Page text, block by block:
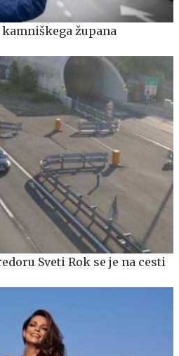
župana
Sveti Rok se je na cesti